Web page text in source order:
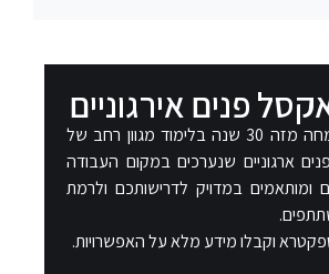
פנים אירגוניים​
ספקטרא מתמחה מזה 30 שנה בלימוד מגוון רחב של
ארגוניים שנערכים במקום העבודה
ומותאמים במדויק לדרישותכם ולרמת
וקבלו מידע מלא על האפשרויות.